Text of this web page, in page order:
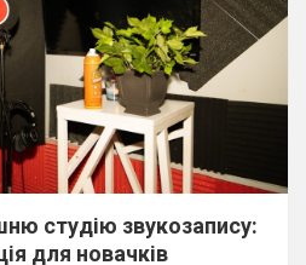
студію звукозапису:
для новачків